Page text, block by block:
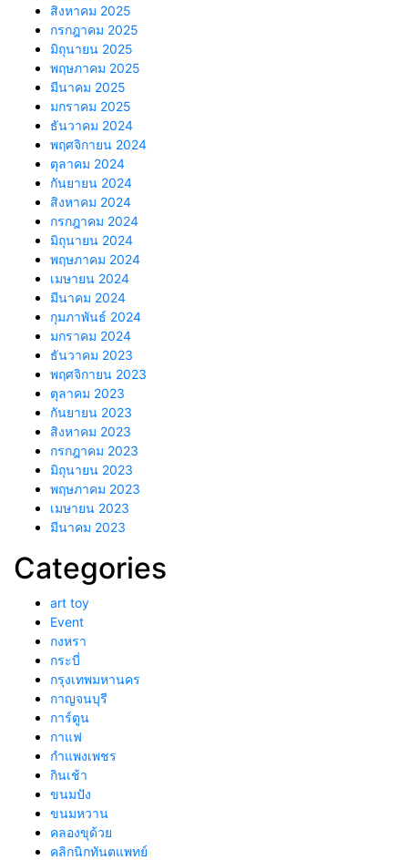
สิงหาคม 2025
กรกฎาคม 2025
มิถุนายน 2025
พฤษภาคม 2025
มีนาคม 2025
มกราคม 2025
ธันวาคม 2024
พฤศจิกายน 2024
ตุลาคม 2024
กันยายน 2024
สิงหาคม 2024
กรกฎาคม 2024
มิถุนายน 2024
พฤษภาคม 2024
เมษายน 2024
มีนาคม 2024
กุมภาพันธ์ 2024
มกราคม 2024
ธันวาคม 2023
พฤศจิกายน 2023
ตุลาคม 2023
กันยายน 2023
สิงหาคม 2023
กรกฎาคม 2023
มิถุนายน 2023
พฤษภาคม 2023
เมษายน 2023
มีนาคม 2023
Categories
art toy
Event
กงหรา
กระบี่
กรุงเทพมหานคร
กาญจนบุรี
การ์ตูน
กาแฟ
กำแพงเพชร
กินเช้า
ขนมปัง
ขนมหวาน
คลองขุด้วย
คลิกนิกทันตแพทย์